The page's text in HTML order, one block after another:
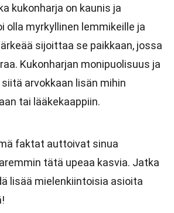
kukonharja on kaunis ja
olla myrkyllinen lemmikeille ja
sijoittaa se paikkaan, jossa
Kukonharjan monipuolisuus ja
arvokkaan lisän mihin
tai lääkekaappiin.
faktat auttoivat sinua
tätä upeaa kasvia. Jatka
lisää mielenkiintoisia asioita